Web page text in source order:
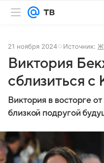
21 ноября 2024 Источник:
Виктория
сблизиться
Виктория в восторге
близкой подругой